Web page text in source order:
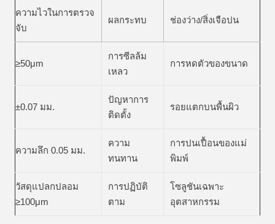
ความไวในการตรวจ
จับ
ผลกระทบ ช่องว่าง/สิ่งเจือปน
≥50μm
การซีลล้ม
เหลว
การหดตัวของขนาด
±0.07 มม.
ปัญหาการ
ติดตั้ง
รอยแตกบนพื้นผิว
ความลึก 0.05 มม.
ความ
ทนทาน
การปนเปื้อนของแม่
พิมพ์
วัสดุแปลกปลอม
≥100μm
การปฏิบัติ
ตาม
โซลูชันเฉพาะ
อุตสาหกรรม